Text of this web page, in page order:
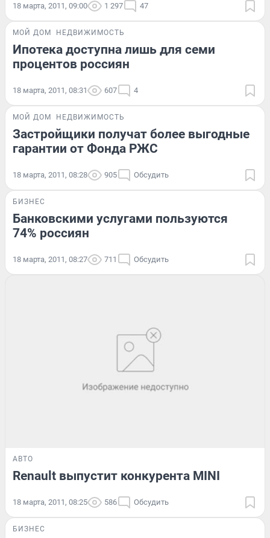
18 марта, 2011, 09:00 1 297 47
МОЙ ДОМ НЕДВИЖИМОСТЬ
Ипотека доступна лишь для семи
процентов россиян
18 марта, 2011, 08:31 607 4
МОЙ ДОМ НЕДВИЖИМОСТЬ
Застройщики получат более выгодные
гарантии от Фонда РЖС
18 марта, 2011, 08:28 905 Обсудить
БИЗНЕС
Банковскими услугами пользуются
74% россиян
18 марта, 2011, 08:27 711 Обсудить
АВТО
Renault выпустит конкурента MINI
18 марта, 2011, 08:25 586 Обсудить
БИЗНЕС